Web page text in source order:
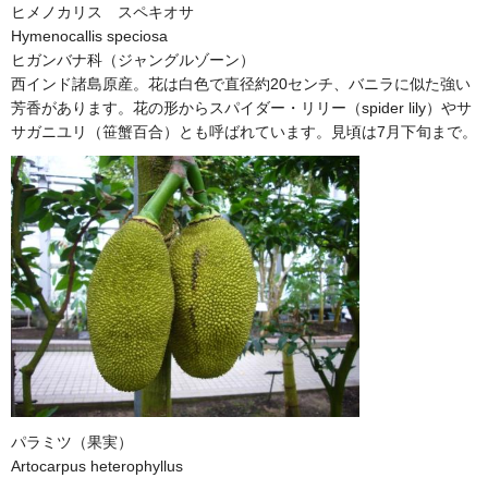
ヒメノカリス スペキオサ
Hymenocallis speciosa
ヒガンバナ科（ジャングルゾーン）
西インド諸島原産。花は白色で直径約20センチ、バニラに似た強い
芳香があります。花の形からスパイダー・リリー（spider lily）やサ
サガニユリ（笹蟹百合）とも呼ばれています。見頃は7月下旬まで。
パラミツ（果実）
Artocarpus heterophyllus